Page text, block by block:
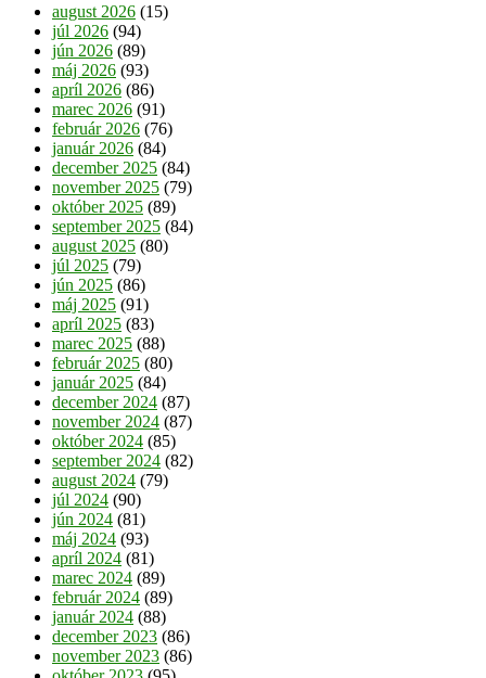
august 2026 (15)
júl 2026 (94)
jún 2026 (89)
máj 2026 (93)
apríl 2026 (86)
marec 2026 (91)
február 2026 (76)
január 2026 (84)
december 2025 (84)
november 2025 (79)
október 2025 (89)
september 2025 (84)
august 2025 (80)
júl 2025 (79)
jún 2025 (86)
máj 2025 (91)
apríl 2025 (83)
marec 2025 (88)
február 2025 (80)
január 2025 (84)
december 2024 (87)
november 2024 (87)
október 2024 (85)
september 2024 (82)
august 2024 (79)
júl 2024 (90)
jún 2024 (81)
máj 2024 (93)
apríl 2024 (81)
marec 2024 (89)
február 2024 (89)
január 2024 (88)
december 2023 (86)
november 2023 (86)